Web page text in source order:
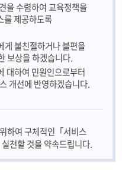
을 수렴하여 교육정책을
를 제공하도록
게 불친절하거나 불편을
보상을 하겠습니다.
대하여 민원인으로부터
개선에 반영하겠습니다.
하여 구체적인「서비스
천할 것을 약속드립니다.